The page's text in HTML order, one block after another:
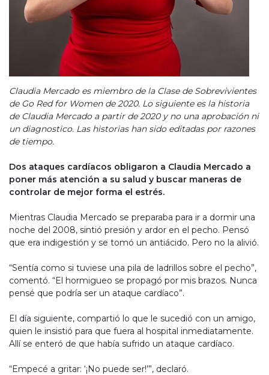
Claudia Mercado es miembro de la Clase de Sobrevivientes
de Go Red for Women de 2020. Lo siguiente es la historia
de Claudia Mercado a partir de 2020 y no una aprobación ni
un diagnostico. Las historias han sido editadas por razones
de tiempo.
Dos ataques cardíacos obligaron a Claudia Mercado a
poner más atención a su salud y buscar maneras de
controlar de mejor forma el estrés.
Mientras Claudia Mercado se preparaba para ir a dormir una
noche del 2008, sintió presión y ardor en el pecho. Pensó
que era indigestión y se tomó un antiácido. Pero no la alivió.
“Sentía como si tuviese una pila de ladrillos sobre el pecho”,
comentó. “El hormigueo se propagó por mis brazos. Nunca
pensé que podría ser un ataque cardíaco”.
El día siguiente, compartió lo que le sucedió con un amigo,
quien le insistió para que fuera al hospital inmediatamente.
Allí se enteró de que había sufrido un ataque cardíaco.
“Empecé a gritar: ‘¡No puede ser!’”, declaró.